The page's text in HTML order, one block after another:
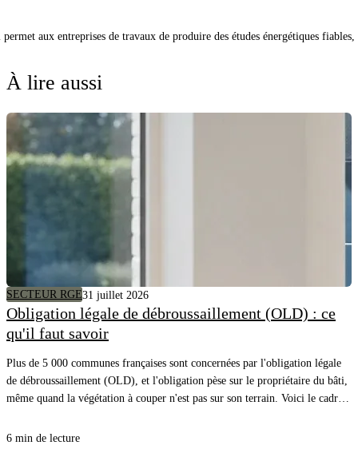
aux entreprises de travaux de produire des études énergétiques
À lire aussi
SECTEUR RGE31 juillet 2026
Obligation légale de débroussaillement (OLD) : ce
qu'il faut savoir
Plus de 5 000 communes françaises sont concernées par l'obligation légale
de débroussaillement (OLD), et l'obligation pèse sur le propriétaire du bâti,
même quand la végétation à couper n'est pas sur son terrain. Voici le cadre,
autour de chez vous.
6 min de lecture